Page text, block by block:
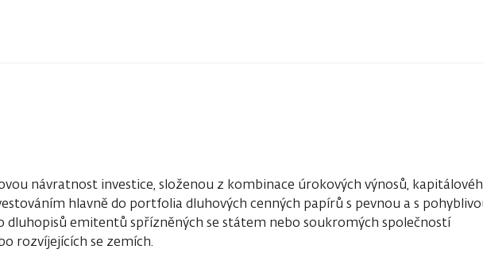
návratnost investice, složenou z kombinace úrokových výnosů,
hlavně do portfolia dluhových cenných papírů s pevnou a s
dluhopisů emitentů spřízněných se státem nebo soukromých společností
rozvíjejících se zemích.